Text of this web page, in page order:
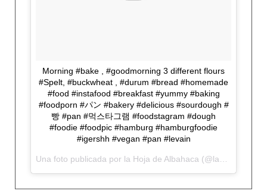
Morning #bake , #goodmorning 3 different flours
#Spelt, #buckwheat , #durum #bread #homemade
#food #instafood #breakfast #yummy #baking
#foodporn #パン #bakery #delicious #sourdough #
빵 #pan #먹스타그램 #foodstagram #dough
#foodie #foodpic #hamburg #hamburgfoodie
#igershh #vegan #pan #levain